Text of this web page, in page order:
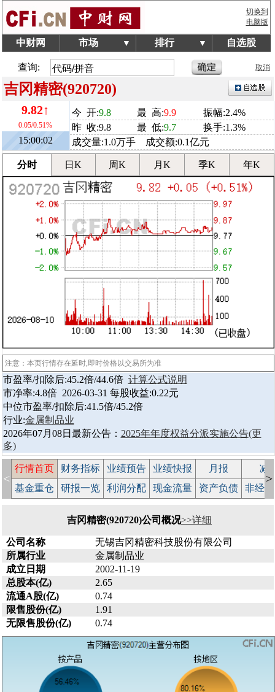
切换到
电脑版
中财网 市场 ▼ 排行 ▼ 自选股
查询: 取消
吉冈精密(920720)
9.82↑
0.05/0.51%
15:00:02
今 开:9.8 最 高:9.9
振幅:2.4%
昨 收:9.8
最 低:9.7
换手:1.3%
成交量:1.0万手 成交额:0.1亿元
分时 日K 周K 月K 季K 年K
注意：本页行情存在延时,即时价格以交易所为准
市盈率/扣除后:45.2倍/44.6倍 计算公式说明
市净率:4.8倍 2026-03-31 每股收益:0.22元
中位市盈率/扣除后:41.5倍/45.2倍
行业:金属制品业
2026年07月08日最新公告： 2025年年度权益分派实施公告(更
多)
<
行情首页 财务指标 业绩预告 业绩快报 月报
减
基金重仓
研报一览 利润分配 现金流量 资产负债 非经
>
吉冈精密(920720)公司概况>>详细
公司名称
无锡吉冈精密科技股份有限公司
所属行业
金属制品业
成立日期
2002-11-19
总股本(亿)
2.65
流通A股(亿)
0.74
限售股份(亿)
1.91
无限售股份(亿)
0.74